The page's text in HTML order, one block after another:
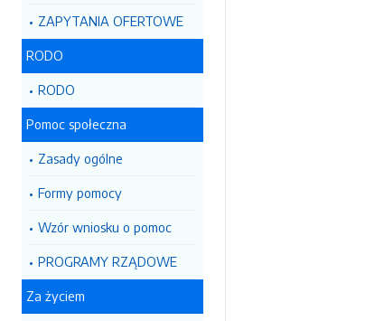
ZAPYTANIA OFERTOWE
RODO
RODO
Pomoc społeczna
Zasady ogólne
Formy pomocy
Wzór wniosku o pomoc
PROGRAMY RZĄDOWE
Za życiem